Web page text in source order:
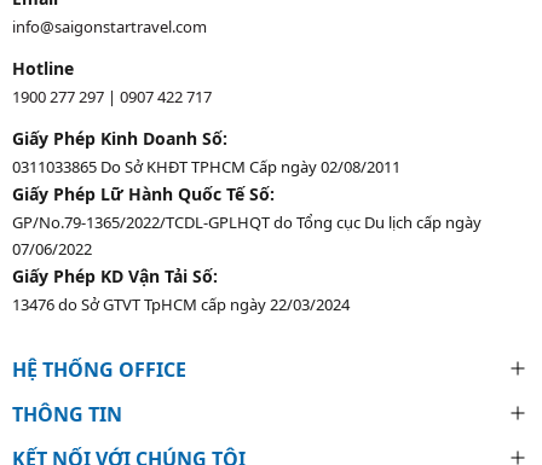
info@saigonstartravel.com
Hotline
1900 277 297 | 0907 422 717
Giấy Phép Kinh Doanh Số:
0311033865 Do Sở KHĐT TPHCM Cấp ngày 02/08/2011
Giấy Phép Lữ Hành Quốc Tế Số:
GP/No.79-1365/2022/TCDL-GPLHQT do Tổng cục Du lịch cấp ngày
07/06/2022
Giấy Phép KD Vận Tải Số:
13476 do Sở GTVT TpHCM cấp ngày 22/03/2024
HỆ THỐNG OFFICE
THÔNG TIN
KẾT NỐI VỚI CHÚNG TÔI